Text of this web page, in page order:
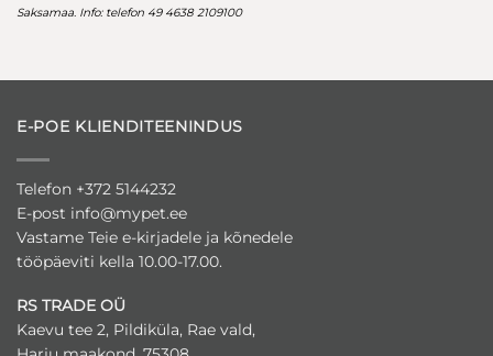
Saksamaa. Info: telefon 49 4638 2109100
E-POE KLIENDITEENINDUS
Telefon +372 5144232
E-post info@mypet.ee
Vastame Teie e-kirjadele ja kõnedele
tööpäeviti kella 10.00-17.00.
RS TRADE OÜ
Kaevu tee 2, Pildiküla, Rae vald,